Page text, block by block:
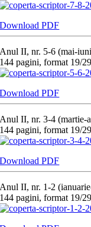
Download PDF
Anul II, nr. 5-6 (mai-
144 pagini, format 19/
Download PDF
Anul II, nr. 3-4 (martie-
144 pagini, format 19/
Download PDF
Anul II, nr. 1-2
144 pagini, format 19/